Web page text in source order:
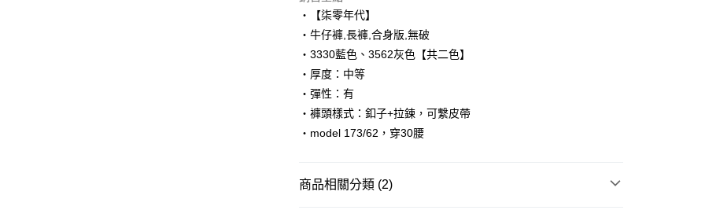
悠遊付
AFTEE先享後付
相關說明
便利好安心！
１．簡單：不需註冊會員、不需綁卡、不需儲值。
‧【柒零年代】
‧牛仔褲,長褲,合身版,無破
‧3330藍色、3562灰色【共二色】
‧厚度：中等
‧彈性：有
‧褲頭樣式：釦子+拉鍊，可繫皮帶
‧model 173/62，穿30腰
商品相關分類 (2)